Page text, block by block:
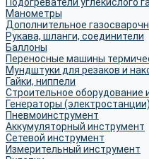
Манометры
Дополнительное
Рукава, шланги, соединители
Баллоны
Переносные машины
Мундштуки для резаков и
Гайки, ниппели
Строительное оборудование
Генераторы (электростанции)
Пневмоинструмент
Аккумуляторный инструмент
Сетевой инструмент
Измерительный инструмент